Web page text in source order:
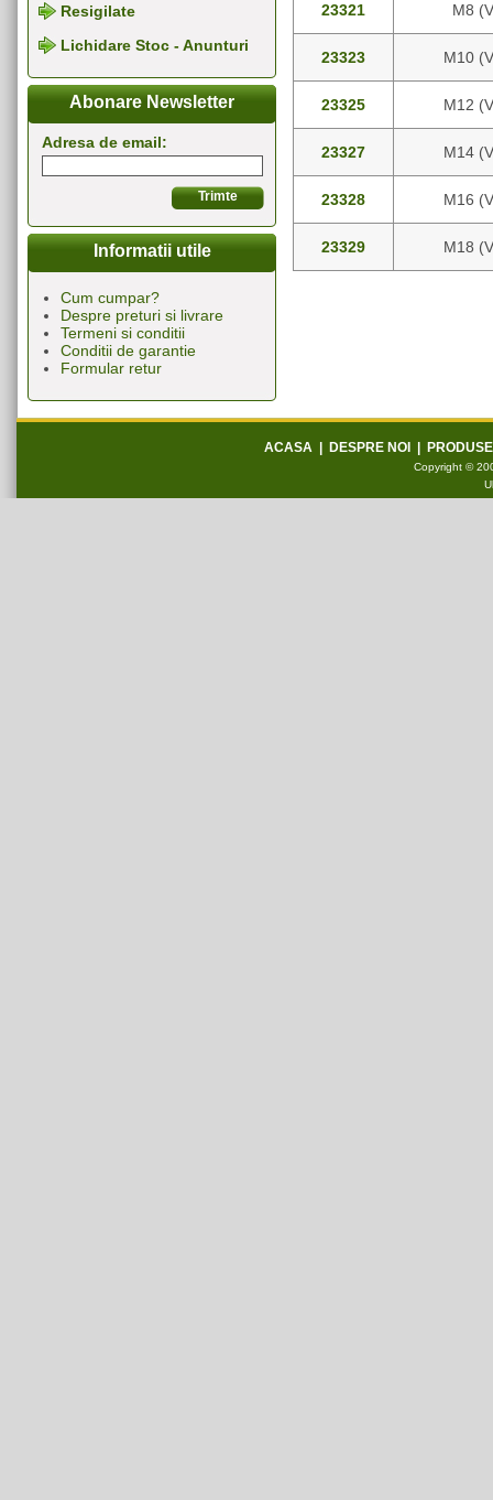
Resigilate
Lichidare Stoc - Anunturi
Abonare Newsletter
Adresa de email:
Informatii utile
Cum cumpar?
Despre preturi si livrare
Termeni si conditii
Conditii de garantie
Formular retur
23321 M8
23323 M10
23325 M12
23327 M14
23328 M16
23329 M18
ACASA DESPRE NOI
Copyright ©